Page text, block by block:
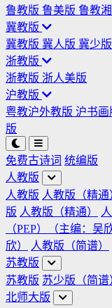
鲁教版 鲁美版 鲁教
冀教版
冀教版 冀人版 冀少版
浙教版
浙教版 浙人美版
沪教版
粤教沪外教版 沪书画
版
免费古诗词 统编版
人教版
人教版 人教版（精通
版 人教版（精通）
（PEP）（主编：吴
欣）
人教版（简谱）
苏教版
苏教版 苏少版（简谱
北师大版